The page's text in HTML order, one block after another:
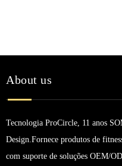
About us
Tecnologia ProCircle, 11 anos
Design.Fornece produtos de
com suporte de soluções OEM/